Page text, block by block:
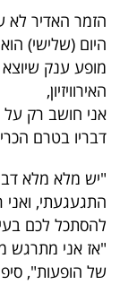
5
המילון
הכלכלי
פודקאסט
40
UNDER
40
הזמר האדיר לא
היום (שלישי)
מופע ענק
האירוויזיון,
אני חושב רק
דבריו בטרם
"יש מלא מלא
התגעגעתי,
להסתכל לכם
"אז אני מתרגש
של הופעות",